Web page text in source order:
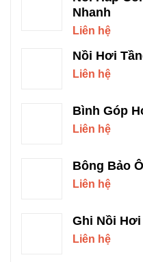
Nhanh
Liên hệ
Nồi Hơi
Liên hệ
Bình Góp
Liên hệ
Bông Bảo
Liên hệ
Ghi Nồi Hơi
Liên hệ